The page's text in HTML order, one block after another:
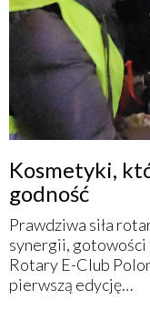
Kosmetyki,
godność
Prawdziwa siła
synergii, gotowości
Rotary E-Club
pierwszą edycję…